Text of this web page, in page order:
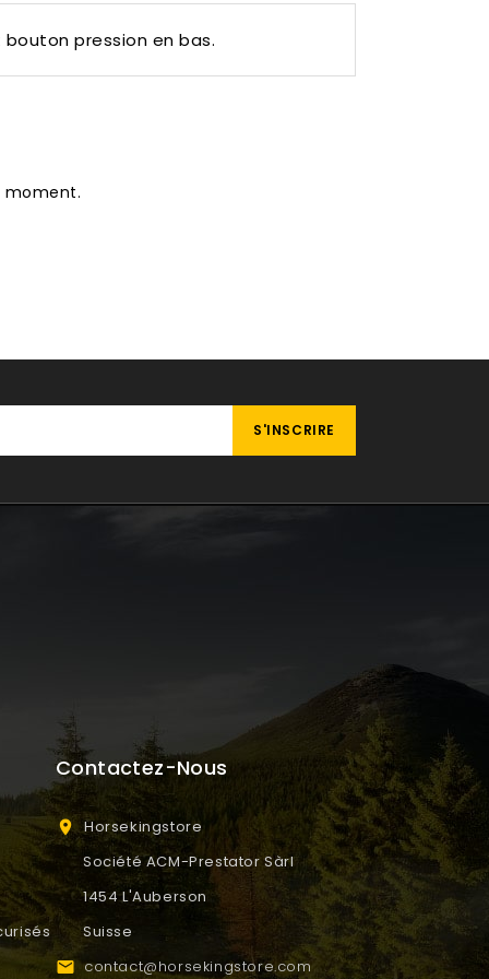
pression en bas.
moment.
Contactez-Nous
 Horsekingstore
Société ACM-Prestator Sàrl
1454 L'Auberson
Suisse
 contact@horsekingstore.com